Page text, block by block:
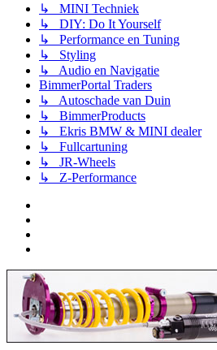
↳ MINI Techniek
↳ DIY: Do It Yourself
↳ Performance en Tuning
↳ Styling
↳ Audio en Navigatie
BimmerPortal Traders
↳ Autoschade van Duin
↳ BimmerProducts
↳ Ekris BMW & MINI dealer
↳ Fullcartuning
↳ JR-Wheels
↳ Z-Performance